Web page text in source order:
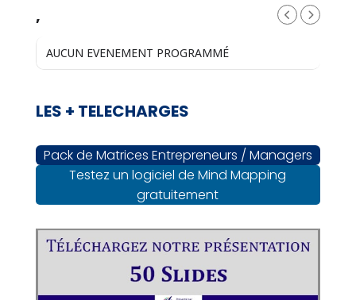
,
AUCUN EVENEMENT PROGRAMMÉ
LES + TELECHARGES
Pack de Matrices Entrepreneurs / Managers
Testez un logiciel de Mind Mapping
gratuitement